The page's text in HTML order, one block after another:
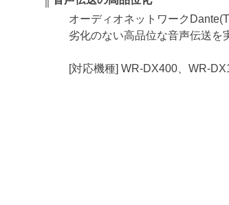
オーディオネットワーク
劣化のない高品位な音声伝送を
[対応機種] WR-DX400、WR-